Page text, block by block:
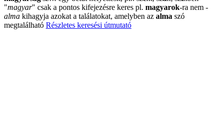
"magyar" csak a pontos kifejezésre keres pl. magyarok-ra nem -
alma kihagyja azokat a találatokat, amelyben az alma szó
megtalálható Részletes keresési útmutató